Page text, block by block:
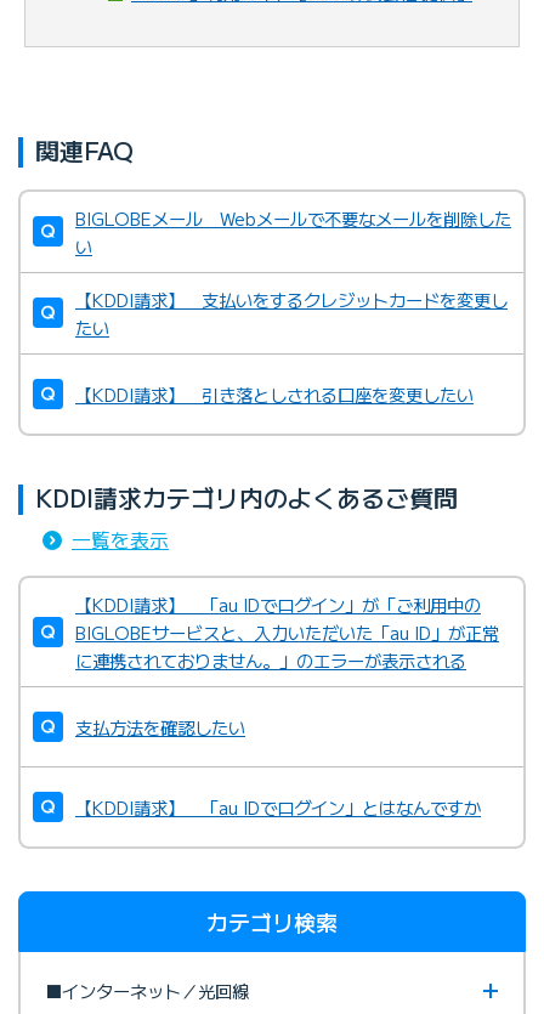
関連FAQ
BIGLOBEメール Webメールで不要なメールを削除した
い
【KDDI請求】 支払いをするクレジットカードを変更し
たい
【KDDI請求】 引き落としされる口座を変更したい
KDDI請求カテゴリ内のよくあるご質問
一覧を表示
【KDDI請求】 「au IDでログイン」が「ご利用中の
BIGLOBEサービスと、入力いただいた「au ID」が正常
に連携されておりません。」のエラーが表示される
支払方法を確認したい
【KDDI請求】 「au IDでログイン」とはなんですか
カテゴリ検索
■インターネット／光回線